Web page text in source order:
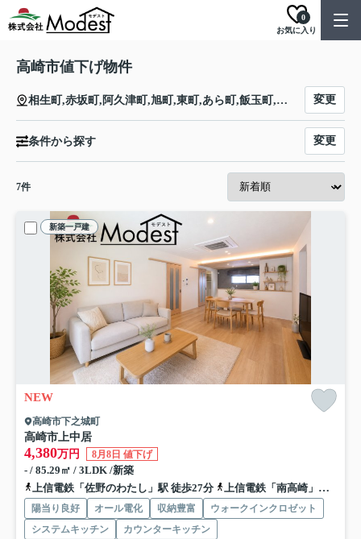
お気に入り
0
高崎市値下げ物件
相生町,赤坂町,阿久津町,旭町,東町,あら町,飯玉町,飯塚町,石原町,稲荷町,井野町,岩押町,岩鼻町,請地町,歌川町,江木町,大沢町,大橋町,大八木町,沖町,貝沢町,鍛冶町,片岡町,嘉多町,金井淵町,上大類町,上小鳥町,上小塙町,上佐野町,上滝町,上豊岡町,上中居町,上並榎町,上和田町,菊地町,北新波町,北久保町,北通町,北双葉町,木部町,京目町,行力町,九蔵町,倉賀野町,栗崎町,剣崎町,小八木町,佐野窪町,鞘町,新後閑町,柴崎町,島野町,下大島町,下大類町,下小鳥町,下小塙町,下斎田町,下佐野町,下滝町,下豊岡町,下中居町,下之城町,下横町,下和田町,宿大類町,宿横手町,正観寺町,昭和町,白銀町,城山町,宮原町,宮元町,元紺屋町,元島名町,八島町,東中里町,聖石町,日高町,檜物町,藤塚町,双葉町,町屋町,南新波町,南大類町,本町,矢島町,成田町,西島町,西横手町,日光町,根小屋町,乗附町,萩原町,鼻高町,浜川町,浜尻町,緑町,南町,常盤町,問屋町,問屋町西,中居町,中大類町,中尾町,中紺屋町,中島町,中豊岡町,並榎町,八千代町,矢中町,柳川町,八幡原町,山田町,山名町,八幡町,吉井町長根,吉井町南陽台,吉井町下奥平,吉井町下長根,吉井町神保,吉井町多比良,吉井町高,吉井町多胡,吉井町中島,吉井町上奥平,吉井町黒熊,吉井町小暮,吉井町小棚,吉井町坂口,吉井町塩,吉井町塩川,吉井町東谷,吉井町深沢,吉井町本郷,吉井町馬庭,吉井町矢田,吉井町吉井,宮沢町,吉井町池,吉井町石神,吉井町岩井,吉井町岩崎,吉井町大沢,吉井町小串,吉井町片山,吉井町吉井川,十文字町,白岩町,高浜町,中里見町,中室田町,榛名湖町,榛名山町,本郷町,三ツ子沢町,箕郷町和田山,箕郷町富岡,箕郷町中野,箕郷町西明屋,箕郷町東明屋,箕郷町松之沢,箕郷町矢原,三ツ寺町,棟高町,箕郷町生原,箕郷町柏木沢,箕郷町金敷平,箕郷町上芝,箕郷町下芝,箕郷町白川,箕郷町善地,上里見町,稲荷台町,中泉町,中里町,西国分町,東国分町,引間町,冷水町,福島町,保渡田町,上大島町,上室田町,倉渕町岩氷,倉渕町川浦,倉渕町権田,倉渕町三ノ倉,倉渕町水沼,菅谷町,塚田町,神戸町,下里見町,弓町,四ツ屋町,寄合町,羅漢町,楽間町,連雀町,若田町,若松町,我峰町,綿貫町,和田多中町,和田町,高関町,高松町,竜見町,田町,台新田町,台町,筑縄町,椿町,鶴見町,寺尾町,天神町,通町,栄町,新紺屋町,真町,新田町,新保田中町,新保町,末広町,砂賀町,住吉町,堰代町,高砂町,芝塚町,東貝沢町,足門町,井出町,後疋間町,金古町,北原町,新町,下室田町 変更
条件から探す 変更
7件
新築一戸建
NEW
高崎市下之城町
高崎市上中居
4,380万円 8月8日 値下げ
- / 85.29㎡ / 3LDK /新築
上信電鉄「佐野のわたし」駅 徒歩27分
上信電鉄「南高崎」駅 徒歩28分
陽当り良好 オール電化 収納豊富
ウォークインクロゼット
システムキッチン
カウンターキッチン